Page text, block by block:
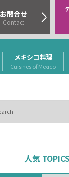
メキシコ料理
Cuisines of Mexico
お問合せ
Contact
人気